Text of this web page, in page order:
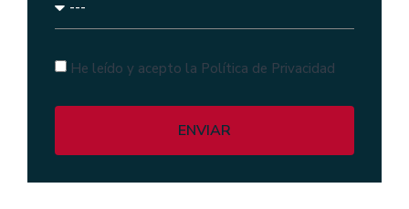
He leído y acepto la Política de Privacidad
ENVIAR